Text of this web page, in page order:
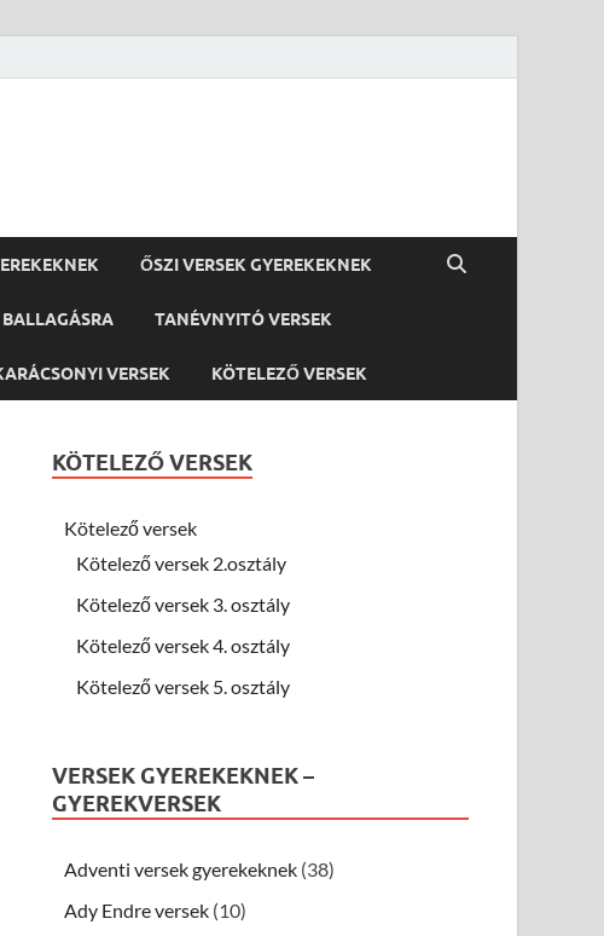
ŐSZI VERSEK GYEREKEKNEK
BALLAGÁSRA TANÉVNYITÓ VERSEK
VERSEK KÖTELEZŐ VERSEK
KÖTELEZŐ VERSEK
Kötelező versek
Kötelező versek 2.osztály
Kötelező versek 3. osztály
Kötelező versek 4. osztály
Kötelező versek 5. osztály
VERSEK GYEREKEKNEK –
GYEREKVERSEK
Adventi versek gyerekeknek (38)
Ady Endre versek (10)